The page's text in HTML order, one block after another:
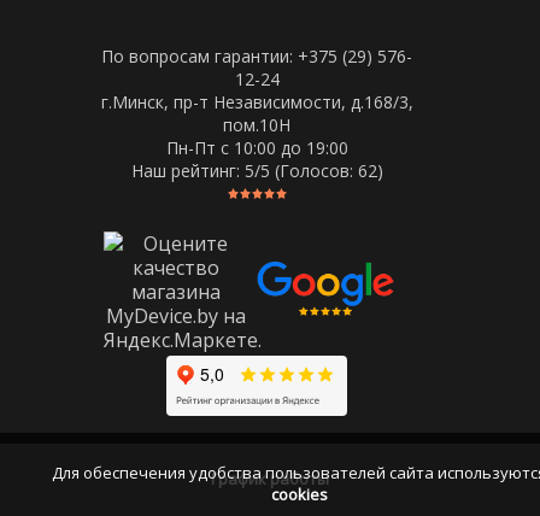
По вопросам гарантии: +375 (29) 576-
12-24
г.Минск, пр-т Независимости, д.168/3,
пом.10Н
Пн-Пт c 10:00 до 19:00
Наш рейтинг: 5/5 (Голосов: 62)
График работы
Для обеспечения удобства пользователей сайта
cookies